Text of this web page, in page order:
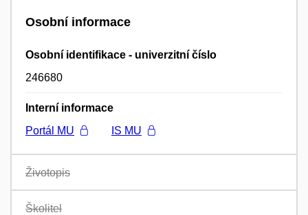
Osobní informace
Osobní identifikace - univerzitní číslo
246680
Interní informace
Portál MU
IS MU
Životopis
Školitel